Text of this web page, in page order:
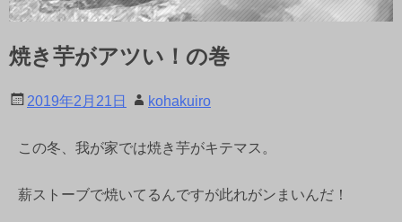
焼き芋がアツい！の巻
2019年2月21日 kohakuiro
この冬、我が家では焼き芋がキテマス。
薪ストーブで焼いてるんですが此れがンまいんだ！